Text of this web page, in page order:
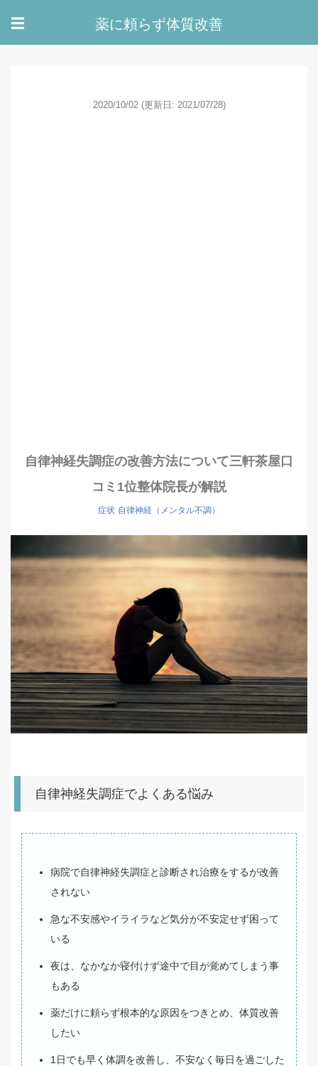
☰ 薬に頼らず体質改善
2020/10/02 (更新日: 2021/07/28)
自律神経失調症の改善方法について三軒茶屋口
コミ1位整体院長が解説
症状 自律神経（メンタル不調）
自律神経失調症でよくある悩み
病院で自律神経失調症と診断され治療をするが改善
されない
急な不安感やイライラなど気分が不安定せず困って
いる
夜は、なかなか寝付けず途中で目が覚めてしまう事
もある
薬だけに頼らず根本的な原因をつきとめ、体質改善
したい
1日でも早く体調を改善し、不安なく毎日を過ごした